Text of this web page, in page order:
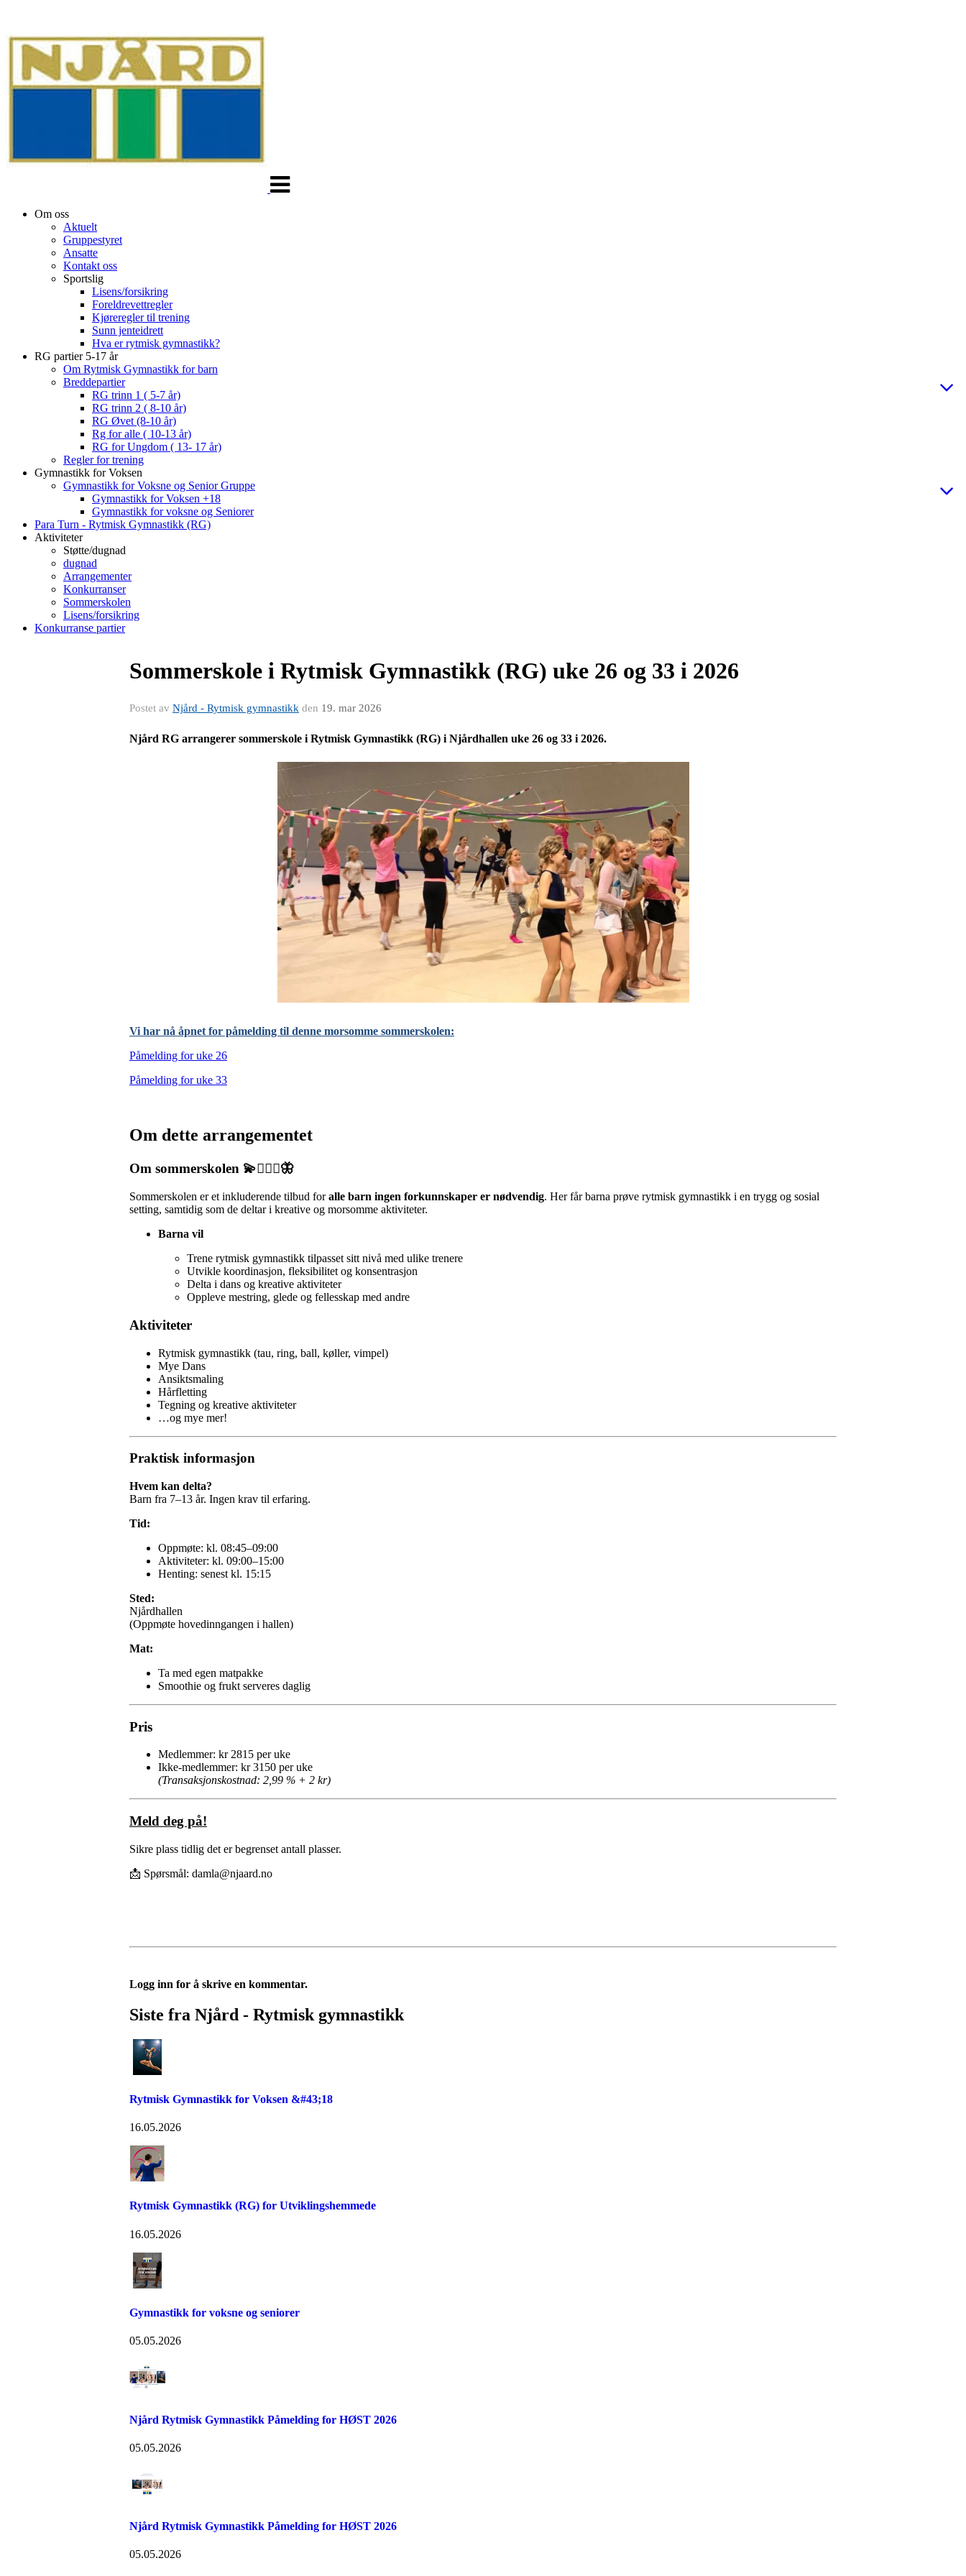
Om oss
Aktuelt
Gruppestyret
Ansatte
Kontakt oss
Sportslig
Lisens/forsikring
Foreldrevettregler
Kjøreregler til trening
Sunn jenteidrett
Hva er rytmisk gymnastikk?
RG partier 5-17 år
Om Rytmisk Gymnastikk for barn
Breddepartier
RG trinn 1 ( 5-7 år)
RG trinn 2 ( 8-10 år)
RG Øvet (8-10 år)
Rg for alle ( 10-13 år)
RG for Ungdom ( 13- 17 år)
Regler for trening
Gymnastikk for Voksen
Gymnastikk for Voksne og Senior Gruppe
Gymnastikk for Voksen +18
Gymnastikk for voksne og Seniorer
Para Turn - Rytmisk Gymnastikk (RG)
Aktiviteter
Støtte/dugnad
dugnad
Arrangementer
Konkurranser
Sommerskolen
Lisens/forsikring
Konkurranse partier
Sommerskole i Rytmisk Gymnastikk (RG) uke 26 og 33 i 2026
Postet av Njård - Rytmisk gymnastikk den 19. mar 2026
Njård RG arrangerer sommerskole i Rytmisk Gymnastikk (RG) i Njårdhallen uke 26 og 33 i 2026.
Vi har nå åpnet for påmelding til denne morsomme sommerskolen:
Påmelding for uke 26
Påmelding for uke 33
Om dette arrangementet
Om sommerskolen 💫🤸🏻‍♀️🦋
Sommerskolen er et inkluderende tilbud foralle barn ingen forkunnskaper er nødvendig. Her får barna prøve rytmisk gymnastikk i en trygg og sosial
setting, samtidig som de deltar i kreative og morsomme aktiviteter.
Barna vil
Trene rytmisk gymnastikk tilpasset sitt nivå med ulike trenere
Utvikle koordinasjon, fleksibilitet og konsentrasjon
Delta i dans og kreative aktiviteter
Oppleve mestring, glede og fellesskap med andre
Aktiviteter
Rytmisk gymnastikk (tau, ring, ball, køller, vimpel)
Mye Dans
Ansiktsmaling
Hårfletting
Tegning og kreative aktiviteter
…og mye mer!
Praktisk informasjon
Hvem kan delta?
Barn fra 7–13 år. Ingen krav til erfaring.
Tid:
Oppmøte: kl. 08:45–09:00
Aktiviteter: kl. 09:00–15:00
Henting: senest kl. 15:15
Sted:
Njårdhallen
(Oppmøte hovedinngangen i hallen)
Mat:
Ta med egen matpakke
Smoothie og frukt serveres daglig
Pris
Medlemmer: kr 2815 per uke
Ikke-medlemmer: kr 3150 per uke
(Transaksjonskostnad: 2,99 % + 2 kr)
Meld deg på!
Sikre plass tidlig det er begrenset antall plasser.
📩 Spørsmål: damla@njaard.no
Logg inn for å skrive en kommentar.
Siste fra Njård - Rytmisk gymnastikk
Rytmisk Gymnastikk for Voksen &#43;18
16.05.2026
Rytmisk Gymnastikk (RG) for Utviklingshemmede
16.05.2026
Gymnastikk for voksne og seniorer
05.05.2026
Njård Rytmisk Gymnastikk Påmelding for HØST 2026
05.05.2026
Njård Rytmisk Gymnastikk Påmelding for HØST 2026
05.05.2026